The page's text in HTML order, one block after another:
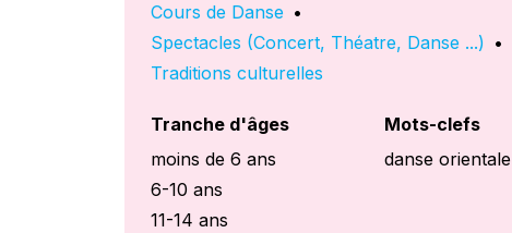
Cours de Danse •
Spectacles (Concert, Théatre, Danse ...) •
Traditions culturelles
Tranche d'âges
moins de 6 ans
6-10 ans
11-14 ans
Mots-clefs
danse orientale